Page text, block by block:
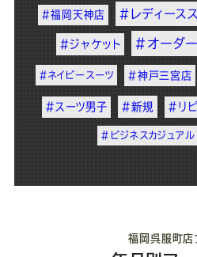
#福岡天神店 #レディース
#ジャケット #オーダー
#ネイビースーツ #神戸三宮店
#スーツ男子 #新規 #リ
#ビジネスカジュアル
福岡呉服町店